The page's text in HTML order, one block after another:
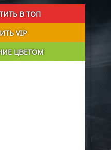
В ТОП
VIP
ЦВЕТОМ